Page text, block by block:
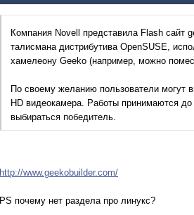
Компания Novell представила Flash сайт
талисмана дистрибутива OpenSUSE,
хамелеону Geeko (например, можно
По своему желанию пользователи могут
HD видеокамера. Работы принимаются
выбираться победитель.
http://www.geekobuilder.com/
PS почему нет раздела про линукс?